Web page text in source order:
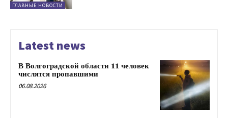
ГЛАВНЫЕ НОВОСТИ
Latest news
В Волгоградской области 11 человек
числятся пропавшими
06.08.2026